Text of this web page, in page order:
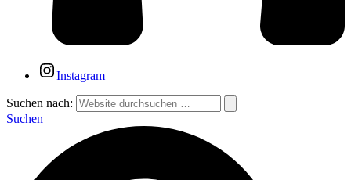
Instagram
Suchen nach:
Suchen